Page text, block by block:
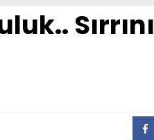
Sırrını